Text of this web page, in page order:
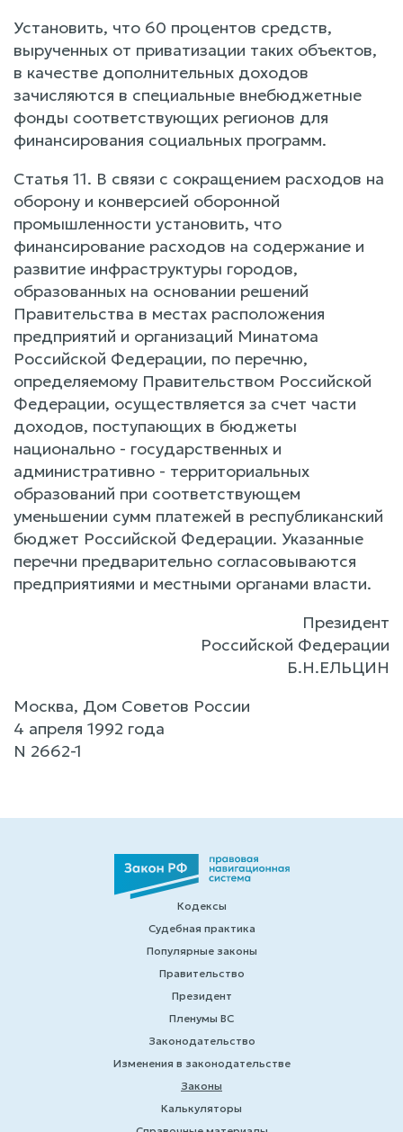
Установить, что 60 процентов средств,
вырученных от приватизации таких объектов,
в качестве дополнительных доходов
зачисляются в специальные внебюджетные
фонды соответствующих регионов для
финансирования социальных программ.
Статья 11. В связи с сокращением расходов на
оборону и конверсией оборонной
промышленности установить, что
финансирование расходов на содержание и
развитие инфраструктуры городов,
образованных на основании решений
Правительства в местах расположения
предприятий и организаций Минатома
Российской Федерации, по перечню,
определяемому Правительством Российской
Федерации, осуществляется за счет части
доходов, поступающих в бюджеты
национально - государственных и
административно - территориальных
образований при соответствующем
уменьшении сумм платежей в республиканский
бюджет Российской Федерации. Указанные
перечни предварительно согласовываются
предприятиями и местными органами власти.
Президент
Российской Федерации
Б.Н.ЕЛЬЦИН
Москва, Дом Советов России
4 апреля 1992 года
N 2662-1
Кодексы
Судебная практика
Популярные законы
Правительство
Президент
Пленумы ВС
Законодательство
Изменения в законодательстве
Законы
Калькуляторы